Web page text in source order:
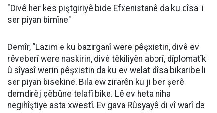
"Divê her kes piştgiriyê bide Efxenistanê da ku dîsa li
ser piyan bimîne"
Demîr, “Lazim e ku bazirganî were pêşxistin, divê ev
rêveberî were naskirin, divê têkiliyên aborî, dîplomatîk
û sîyasî werin pêşxistin da ku ev welat dîsa bikaribe li
ser piyan bisekine. Bila ew zirarên ku ji ber şerê
demdirêj çêbûne telafî bike. Lê ev heta niha
negihîştiye asta xwestî. Ev gava Rûsyayê di vî warî de